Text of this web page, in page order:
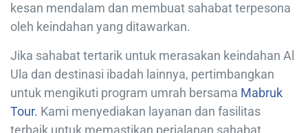
kesan mendalam dan membuat sahabat terpesona
oleh keindahan yang ditawarkan.
Jika sahabat tertarik untuk merasakan keindahan Al
Ula dan destinasi ibadah lainnya, pertimbangkan
untuk mengikuti program umrah bersama Mabruk
Tour. Kami menyediakan layanan dan fasilitas
terbaik untuk memastikan perjalanan sahabat